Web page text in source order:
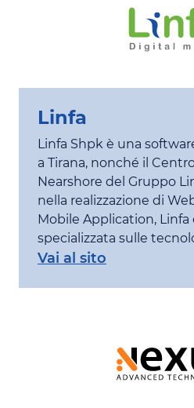
Linfa
Linfa Shpk è una
a Tirana, nonché il
Nearshore del Gruppo
nella realizzazione di
Mobile Application, Linfa
specializzata sulle
Vai al sito